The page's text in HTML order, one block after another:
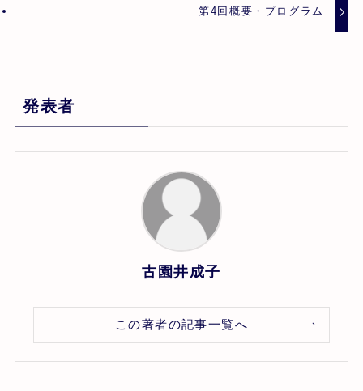
第4回概要・プログラム
発表者
古園井成子
この著者の記事一覧へ